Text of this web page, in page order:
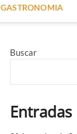
GASTRONOMIA
Buscar